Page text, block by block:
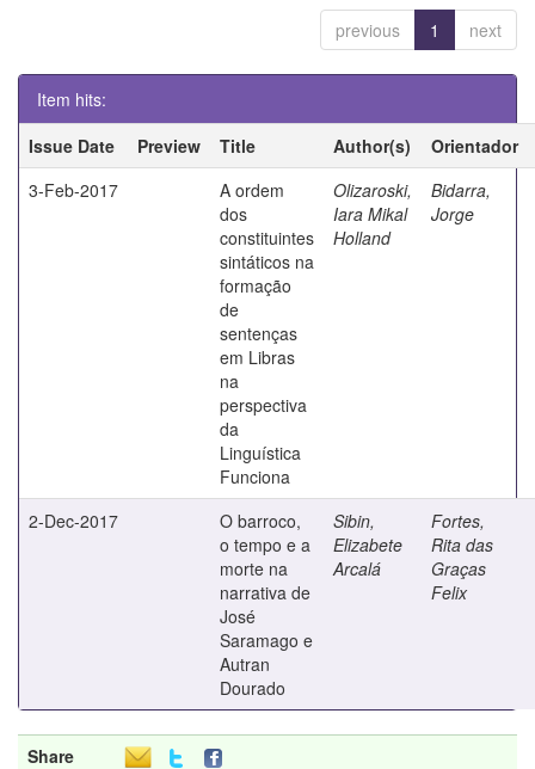
previous 1 next
Item hits:
Issue Date
Preview Title Author(s)
Orientador
3-Feb-2017
A ordem
dos
constituintes
sintáticos na
formação
de
sentenças
em Libras
na
perspectiva
da
Linguística
Funciona
Olizaroski,
Iara Mikal
Holland
Bidarra,
Jorge
2-Dec-2017
O barroco,
o tempo e a
morte na
narrativa de
José
Saramago e
Autran
Dourado
Sibin,
Elizabete
Arcalá
Fortes,
Rita das
Graças
Felix
Share